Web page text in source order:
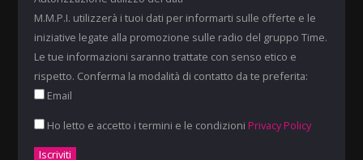
M.M.P.I. utilizzerà i tuoi dati per informarti sulle offerte e le
iniziative legate alla promozione sulle radio del gruppo Time.
Le tue informazioni saranno trattate con senso etico e
rispetto. Conferma la modalità di contatto da te preferita:
Email
Ho letto e accetto i termini e le condizioni Privacy Policy